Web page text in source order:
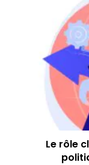
Le rôle